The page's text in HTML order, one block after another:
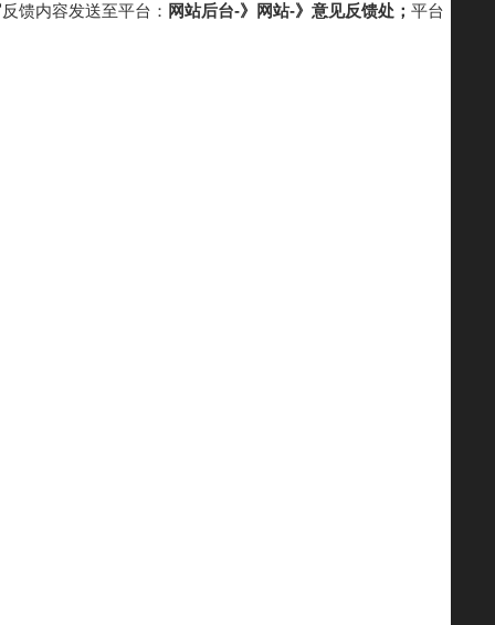
馈内容发送至平台： 网站后台-》网站-》意见反馈处； 平台